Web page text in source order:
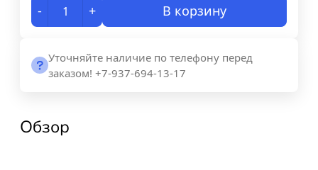
- + В корзину
Уточняйте наличие по телефону перед
заказом! +7-937-694-13-17
Обзор